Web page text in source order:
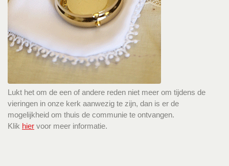
Lukt het om de een of andere reden niet meer om tijdens de
vieringen in onze kerk aanwezig te zijn, dan is er de
mogelijkheid om thuis de communie te ontvangen.
Klik hier voor meer informatie.